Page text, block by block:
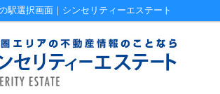
駅選択画面｜シンセリティーエステート